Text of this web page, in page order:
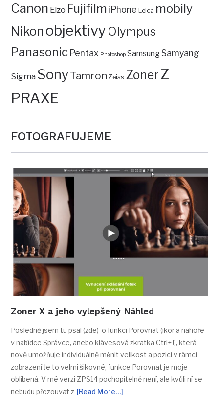
Canon Eizo Fujifilm iPhone Leica mobily
Nikon objektivy Olympus
Panasonic Pentax Photoshop SamsungSamyang
Sigma SonyTamron Zeiss ZonerZ
PRAXE
FOTOGRAFUJEME
Zoner X a jeho vylepšený Náhled
Posledně jsem tu psal (zde) o funkci Porovnat (ikona nahoře
v nabídce Správce, anebo klávesová zkratka Ctrl+J), která
nově umožňuje individuálně měnit velikost a pozici v rámci
zobrazení Je to velmi šikovné, funkce Porovnat je moje
oblíbená. V mé verzi ZPS14 pochopitelně není, ale kvůli ní se
nebudu přezouvat z [Read More…]